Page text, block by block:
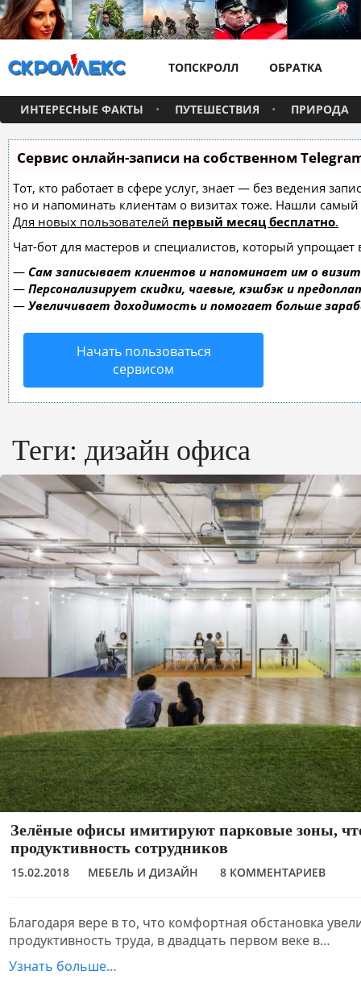
ТОПСКРОЛЛ ОБРАТКА
ИНТЕРЕСНЫЕ ФАКТЫ ПУТЕШЕСТВИЯ ПРИРОДА
Сервис онлайн-записи на собственном
Тот, кто работает в сфере услуг, знает — без ведения
но и напоминать клиентам о визитах тоже. Нашли
Для новых пользователей первый месяц бесплатно.
Чат-бот для мастеров и специалистов, который упрощает
— Сам записывает клиентов и напоминает им о
— Персонализирует скидки, чаевые, кэшбэк и
— Увеличивает доходимость и помогает больше
Начать пользоваться
сервисом
Теги: дизайн офиса
Зелёные офисы имитируют парковые зоны,
продуктивность сотрудников
15.02.2018 МЕБЕЛЬ И ДИЗАЙН 8 КОММЕНТАРИЕВ
Благодаря вере в то, что комфортная обстановка
продуктивность труда, в двадцать первом веке в…
Узнать больше…